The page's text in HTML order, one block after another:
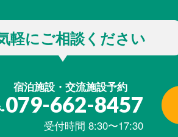
軽にご相談ください
宿泊施設・交流施設予約
079-662-8457
受付時間 8:30〜17:30